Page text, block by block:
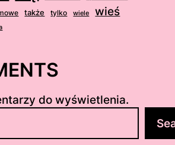
także tylko wiele wieś
do wyświetlenia.